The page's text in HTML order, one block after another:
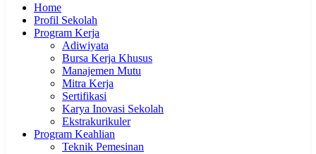
Home
Profil Sekolah
Program Kerja
Adiwiyata
Bursa Kerja Khusus
Manajemen Mutu
Mitra Kerja
Sertifikasi
Karya Inovasi Sekolah
Ekstrakurikuler
Program Keahlian
Teknik Pemesinan